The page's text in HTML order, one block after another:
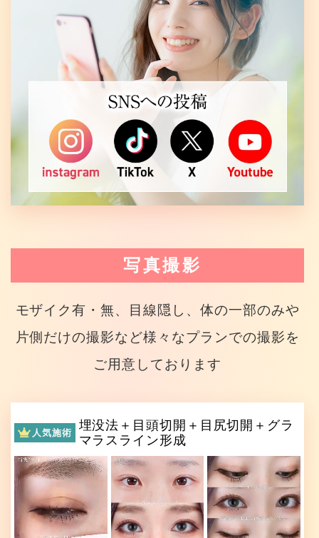
写真撮影
モザイク有・無、目線隠し、体の一部のみや
片側だけの撮影など様々なプランでの撮影を
ご用意しております
人気施術
埋没法＋目頭切開＋目尻切開＋グラ
マラスライン形成